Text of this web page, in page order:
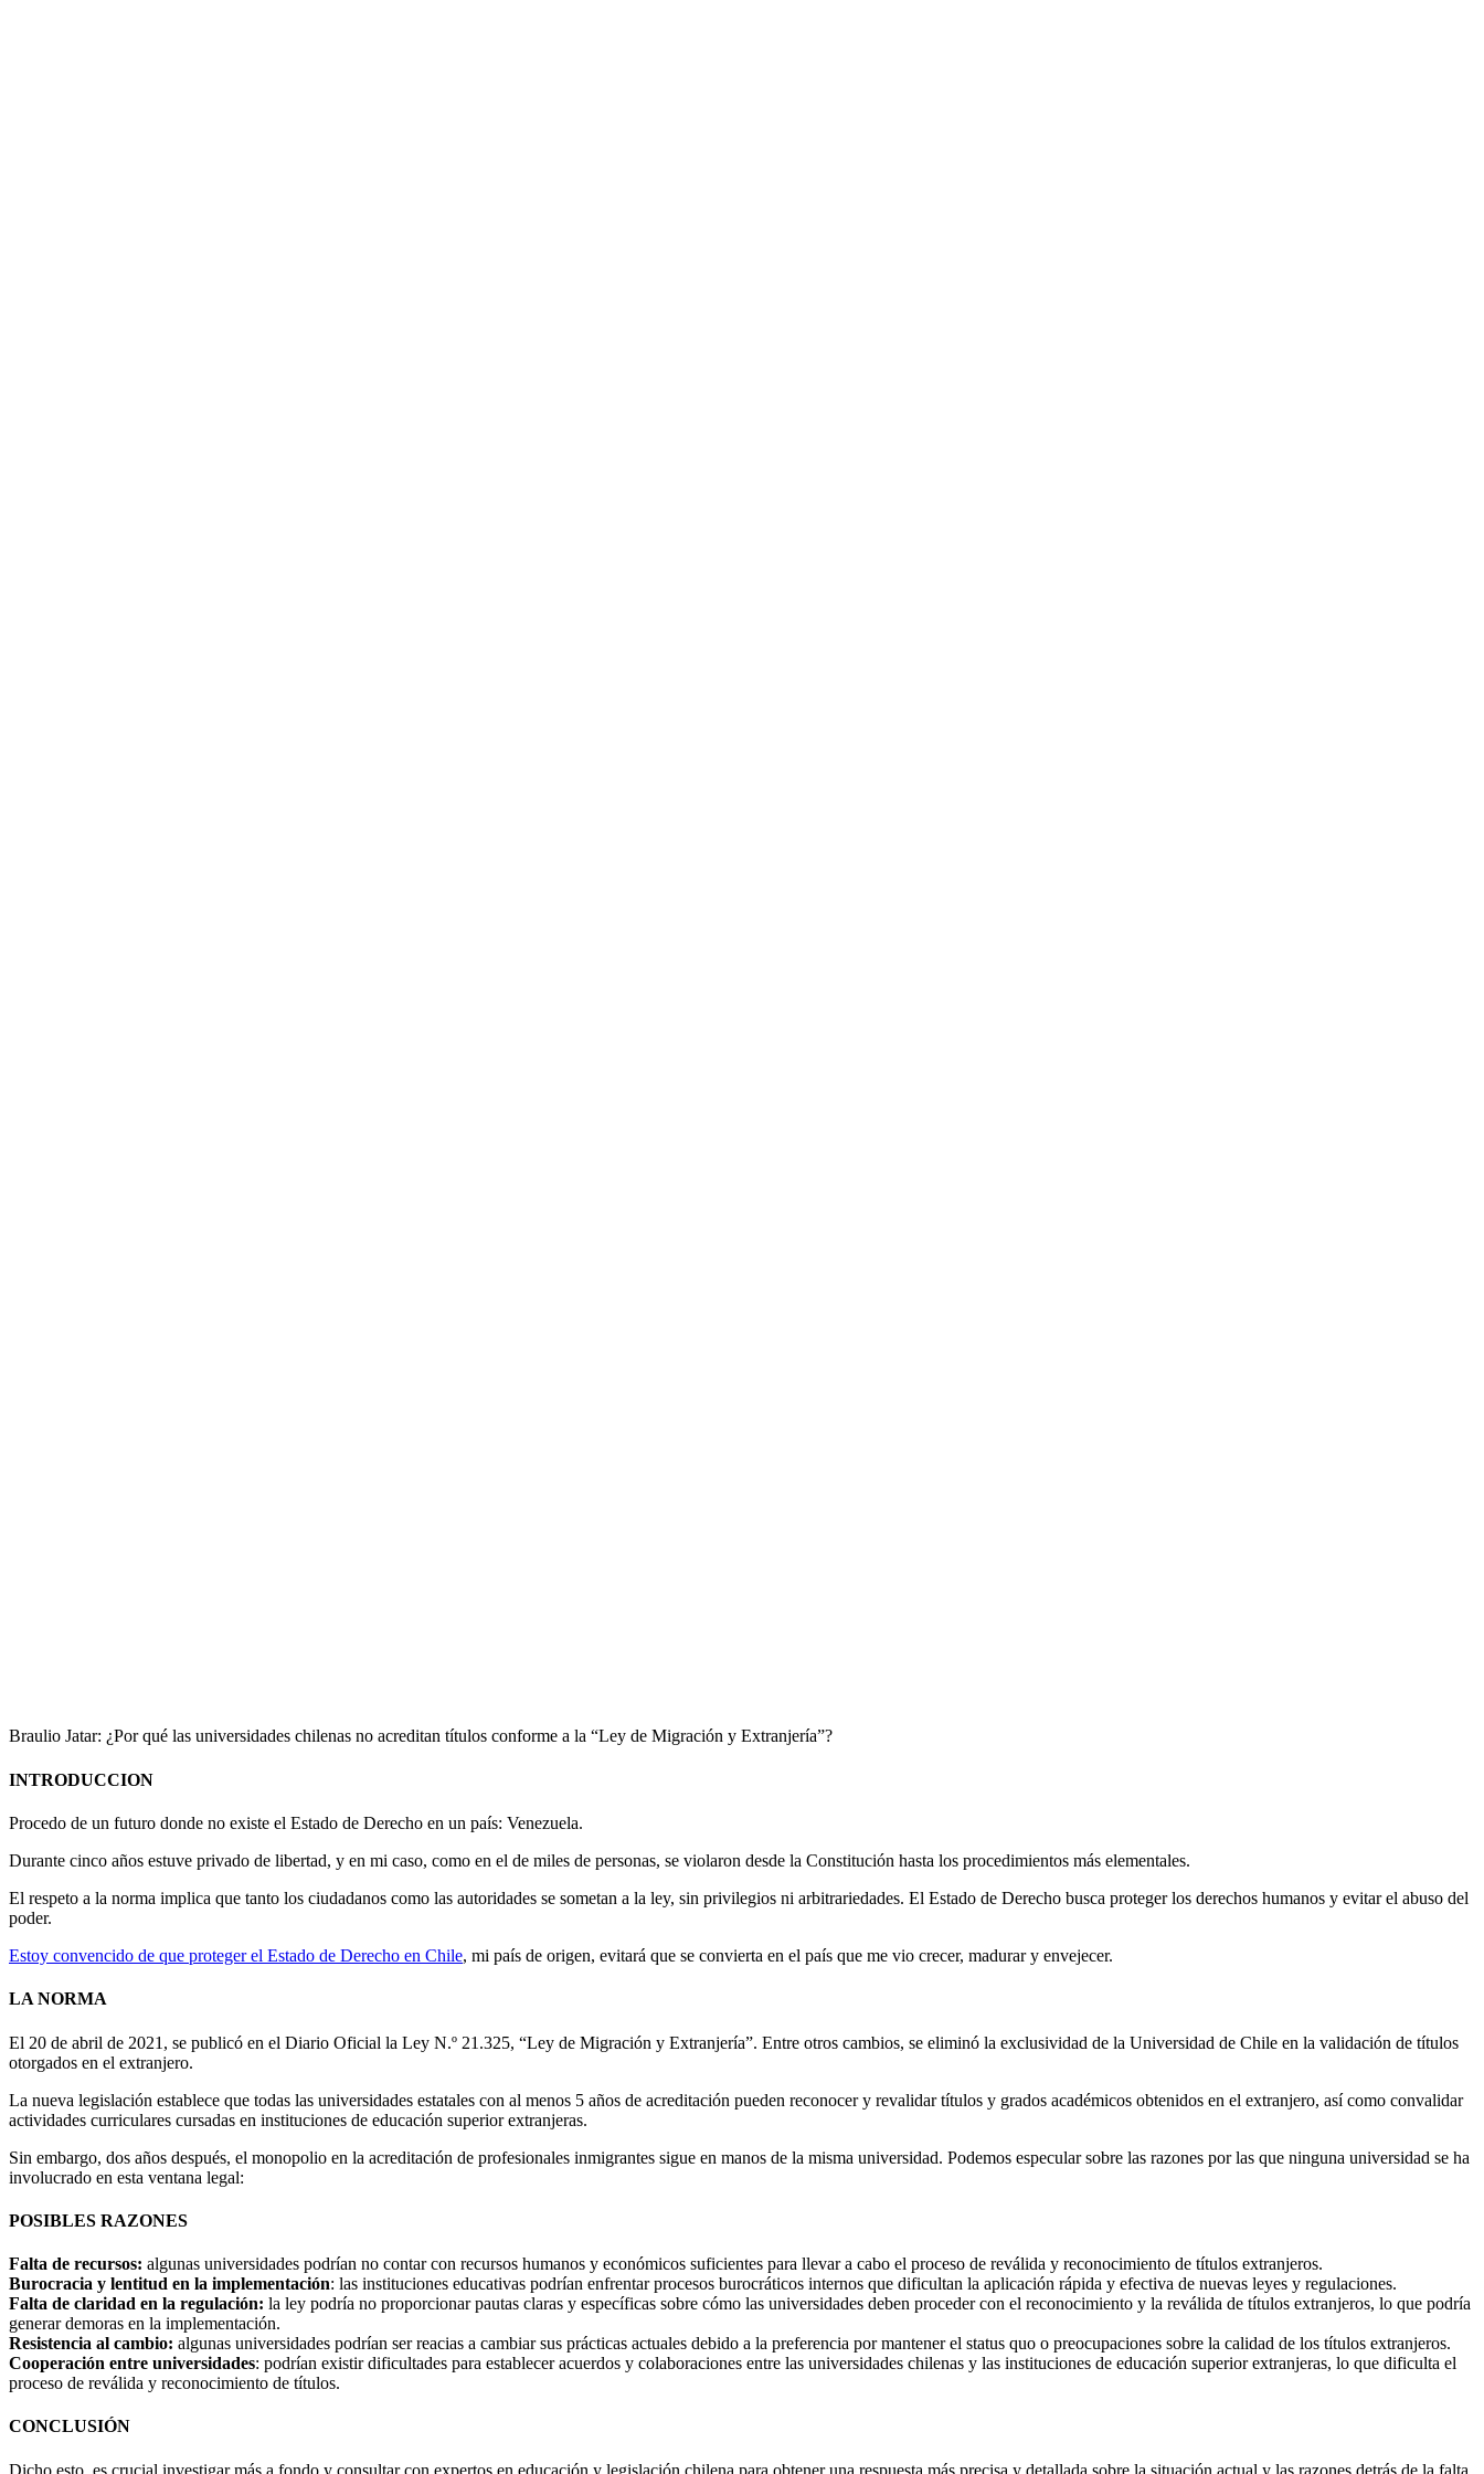
Braulio Jatar: ¿Por qué las universidades chilenas no acreditan títulos conforme a la “Ley de Migración y Extranjería”?
INTRODUCCION
Procedo de un futuro donde no existe el Estado de Derecho en un país: Venezuela.
Durante cinco años estuve privado de libertad, y en mi caso, como en el de miles de personas, se violaron desde la Constitución hasta los procedimientos más elementales.
El respeto a la norma implica que tanto los ciudadanos como las autoridades se sometan a la ley, sin privilegios ni arbitrariedades. El Estado de Derecho busca proteger los derechos humanos y evitar el abuso del
poder.
Estoy convencido de que proteger el Estado de Derecho en Chile, mi país de origen, evitará que se convierta en el país que me vio crecer, madurar y envejecer.
LA NORMA
El 20 de abril de 2021, se publicó en el Diario Oficial la Ley N.º 21.325, “Ley de Migración y Extranjería”. Entre otros cambios, se eliminó la exclusividad de la Universidad de Chile en la validación de títulos
otorgados en el extranjero.
La nueva legislación establece que todas las universidades estatales con al menos 5 años de acreditación pueden reconocer y revalidar títulos y grados académicos obtenidos en el extranjero, así como convalidar
actividades curriculares cursadas en instituciones de educación superior extranjeras.
Sin embargo, dos años después, el monopolio en la acreditación de profesionales inmigrantes sigue en manos de la misma universidad. Podemos especular sobre las razones por las que ninguna universidad se ha
involucrado en esta ventana legal:
POSIBLES RAZONES
Falta de recursos: algunas universidades podrían no contar con recursos humanos y económicos suficientes para llevar a cabo el proceso de reválida y reconocimiento de títulos extranjeros.
Burocracia y lentitud en la implementación: las instituciones educativas podrían enfrentar procesos burocráticos internos que dificultan la aplicación rápida y efectiva de nuevas leyes y regulaciones.
Falta de claridad en la regulación: la ley podría no proporcionar pautas claras y específicas sobre cómo las universidades deben proceder con el reconocimiento y la reválida de títulos extranjeros, lo que podría
generar demoras en la implementación.
Resistencia al cambio: algunas universidades podrían ser reacias a cambiar sus prácticas actuales debido a la preferencia por mantener el status quo o preocupaciones sobre la calidad de los títulos extranjeros.
Cooperación entre universidades: podrían existir dificultades para establecer acuerdos y colaboraciones entre las universidades chilenas y las instituciones de educación superior extranjeras, lo que dificulta el
proceso de reválida y reconocimiento de títulos.
CONCLUSIÓN
Dicho esto, es crucial investigar más a fondo y consultar con expertos en educación y legislación chilena para obtener una respuesta más precisa y detallada sobre la situación actual y las razones detrás de la falta